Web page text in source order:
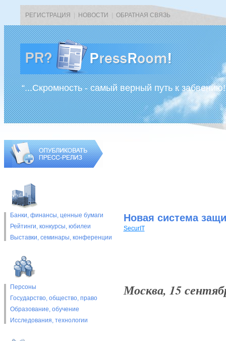
РЕГИСТРАЦИЯ НОВОСТИ ОБРАТНАЯ СВЯЗЬ
“...Скромность - самый верный путь к
Банки, финансы, ценные бумаги
Рейтинги, конкурсы, юбилеи
Выставки, cеминары, конференции
Персоны
Государство, общество, право
Образование, обучение
Исследования, технологии
Новая система
SecurIT
Москва, 15